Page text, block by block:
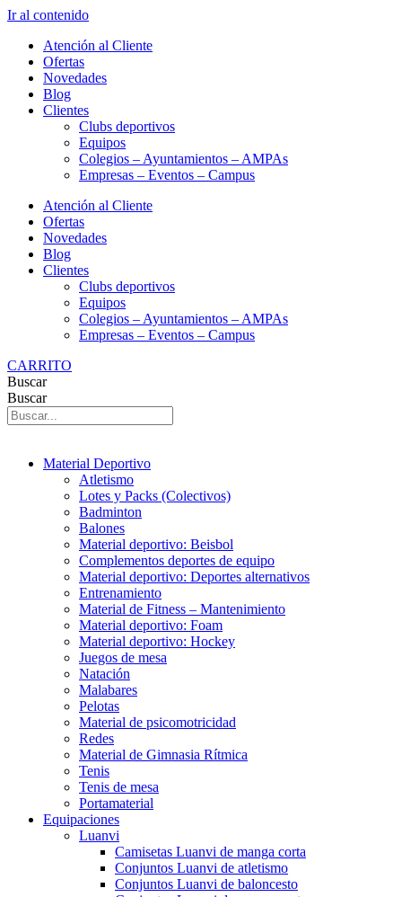
Ir al contenido
Atención al Cliente
Ofertas
Novedades
Blog
Clientes
Clubs deportivos
Equipos
Colegios – Ayuntamientos – AMPAs
Empresas – Eventos – Campus
Atención al Cliente
Ofertas
Novedades
Blog
Clientes
Clubs deportivos
Equipos
Colegios – Ayuntamientos – AMPAs
Empresas – Eventos – Campus
CARRITO
Buscar
Buscar
Material Deportivo
Atletismo
Lotes y Packs (Colectivos)
Badminton
Balones
Material deportivo: Beisbol
Complementos deportes de equipo
Material deportivo: Deportes alternativos
Entrenamiento
Material de Fitness – Mantenimiento
Material deportivo: Foam
Material deportivo: Hockey
Juegos de mesa
Natación
Malabares
Pelotas
Material de psicomotricidad
Redes
Material de Gimnasia Rítmica
Tenis
Tenis de mesa
Portamaterial
Equipaciones
Luanvi
Camisetas Luanvi de manga corta
Conjuntos Luanvi de atletismo
Conjuntos Luanvi de baloncesto